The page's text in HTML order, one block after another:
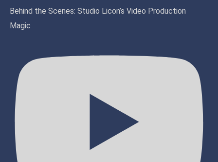
Behind the Scenes: Studio Licon’s Video Production
Magic